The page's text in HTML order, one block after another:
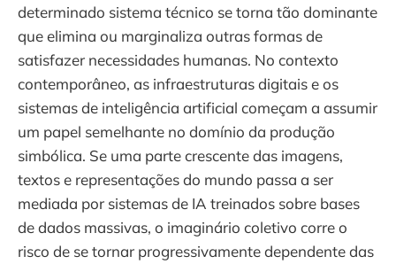
determinado sistema técnico se torna tão dominante
que elimina ou marginaliza outras formas de
satisfazer necessidades humanas. No contexto
contemporâneo, as infraestruturas digitais e os
sistemas de inteligência artificial começam a assumir
um papel semelhante no domínio da produção
simbólica. Se uma parte crescente das imagens,
textos e representações do mundo passa a ser
mediada por sistemas de IA treinados sobre bases
de dados massivas, o imaginário coletivo corre o
risco de se tornar progressivamente dependente das